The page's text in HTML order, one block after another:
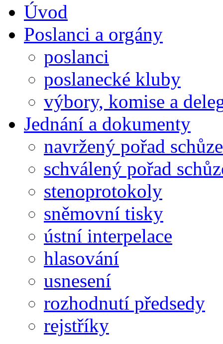
Úvod
Poslanci a orgány
poslanci
poslanecké kluby
výbory, komise a
Jednání a dokumenty
navržený pořad schůze
schválený pořad
stenoprotokoly
sněmovní tisky
ústní interpelace
hlasování
usnesení
rozhodnutí předsedy
rejstříky